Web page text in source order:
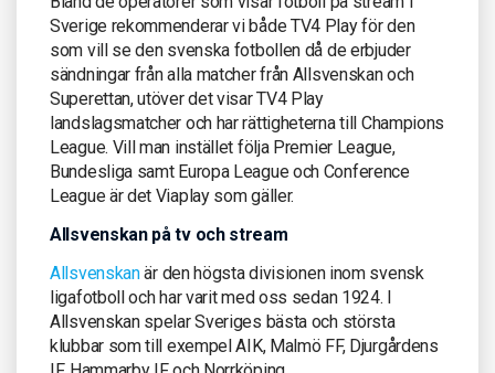
Sverige rekommenderar vi både TV4 Play för den
som vill se den svenska fotbollen då de erbjuder
sändningar från alla matcher från Allsvenskan och
Superettan, utöver det visar TV4 Play
landslagsmatcher och har rättigheterna till Champions
League. Vill man instället följa Premier League,
Bundesliga samt Europa League och Conference
League är det Viaplay som gäller.
Allsvenskan på tv och stream
Allsvenskanär den högsta divisionen inom svensk
ligafotboll och har varit med oss sedan 1924. I
Allsvenskan spelar Sveriges bästa och största
klubbar som till exempel AIK, Malmö FF, Djurgårdens